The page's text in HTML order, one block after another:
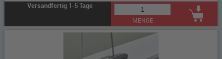
Versandfertig 1-5 Tage
MENGE